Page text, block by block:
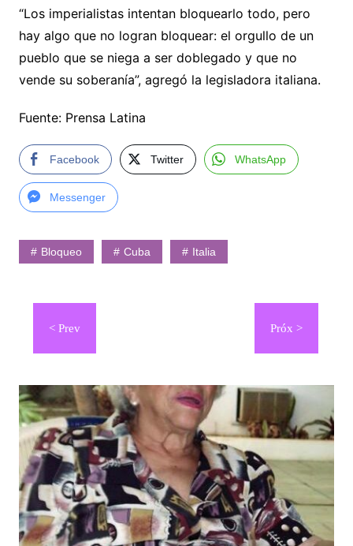
“Los imperialistas intentan bloquearlo todo, pero
hay algo que no logran bloquear: el orgullo de un
pueblo que se niega a ser doblegado y que no
vende su soberanía”, agregó la legisladora italiana.
Fuente: Prensa Latina
Facebook Twitter WhatsApp
Messenger
Bloqueo Cuba Italia
Navegación
entradas